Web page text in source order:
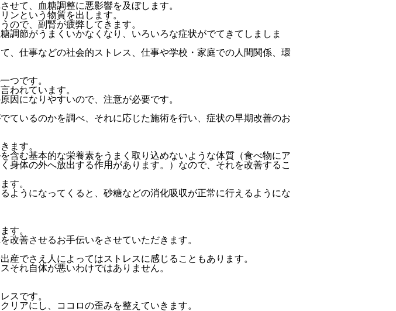
せて、血糖調整に悪影響を及ぼします。
ンという物質を出します。
ので、副腎が疲弊してきます。
調節がうまくいかなくなり、いろいろな症状がでてきてしましま
、仕事などの社会的ストレス、仕事や学校・家庭での人間関係、環
つです。
われています。
因になりやすいので、注意が必要です。
ているのかを調べ、それに応じた施術を行い、症状の早期改善のお
ます。
含む基本的な栄養素をうまく取り込めないような体質（食べ物にア
身体の外へ放出する作用があります。）なので、それを改善するこ
す。
ようになってくると、砂糖などの消化吸収が正常に行えるようにな
す。
改善させるお手伝いをさせていただきます。
でさえ人によってはストレスに感じることもあります。
それ自体が悪いわけではありません。
スです。
リアにし、ココロの歪みを整えていきます。